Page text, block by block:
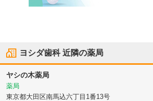
ヨシダ歯科近隣の薬局
ヤシの木薬局
薬局
東京都大田区南馬込六丁目1番13号